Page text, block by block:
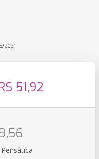
2021
51,92